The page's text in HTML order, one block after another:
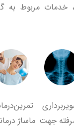
خدمات مربوط به
جهت ماساژ